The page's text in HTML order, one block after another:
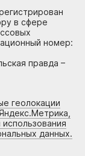
в сфере
номер:
правда –
геолокации
данных.